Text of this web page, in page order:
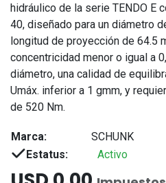
hidráulico de la serie TENDO E
40, diseñado para un diámetro
longitud de proyección de 64.5
concentricidad menor o igual a
diámetro, una calidad de
Umáx. inferior a 1 gmm, y
de 520 Nm.
Marca:
SCHUNK
Estatus:
Activo